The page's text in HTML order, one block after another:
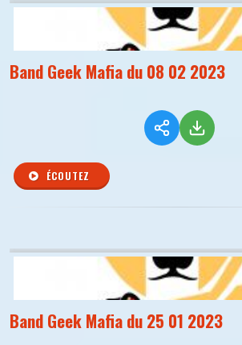
Band Geek Mafia du 08 02 2023
ÉCOUTEZ
Band Geek Mafia du 25 01 2023